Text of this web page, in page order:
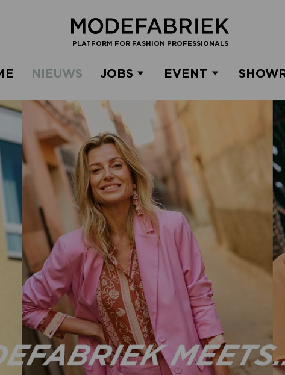
PLATFORM FOR FASHION PROFESSIONALS
NIEUWS JOBS EVENT